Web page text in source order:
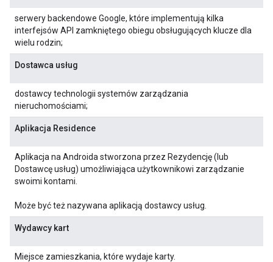
serwery backendowe Google, które implementują kilka
interfejsów API zamkniętego obiegu obsługujących klucze dla
wielu rodzin;
Dostawca usług
dostawcy technologii systemów zarządzania
nieruchomościami;
Aplikacja Residence
Aplikacja na Androida stworzona przez Rezydencję (lub
Dostawcę usług) umożliwiająca użytkownikowi zarządzanie
swoimi kontami.
Może być też nazywana aplikacją dostawcy usług.
Wydawcy kart
Miejsce zamieszkania, które wydaje karty.